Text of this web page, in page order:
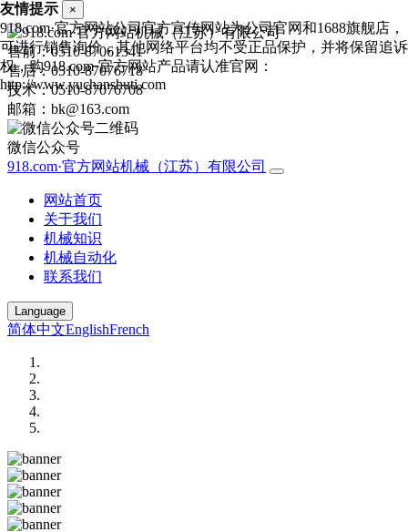
售前：0510-87061341
售后：0510-87076718
技术：0510-87076708
邮箱：bk@163.com
微信公众号
918.com·官方网站机械（江苏）有限公司
网站首页
关于我们
机械知识
机械自动化
联系我们
Language
简体中文EnglishFrench
友情提示 ×
918.com·官方网站公司官方宣传网站为公司官网和1688旗舰店，
可进行销售询价，其他网络平台均不受正品保护，并将保留追诉
权，购918.com·官方网站产品请认准官网：
http://www.yuchanshuti.com